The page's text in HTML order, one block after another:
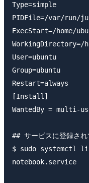
Type=simple
PIDFile=/var/run/
ExecStart=/home/
WorkingDirectory=/
User=ubuntu
Group=ubuntu
Restart=always
[Install]
WantedBy = multi-
## サービスに登録さ
$ sudo systemctl